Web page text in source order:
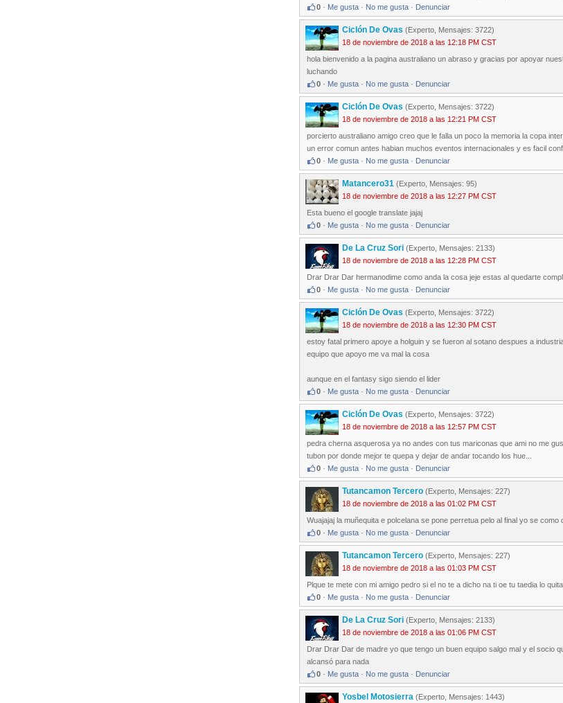
0 · Me gusta · No me gusta · Denunciar
Ciclón De Ovas (Experto, Mensajes: 3722)
18 de noviembre de 2018 a las 12:18 PM CST
hola bienvenido a la pagina australiano un abraso y gracias por apoyar
luchando
0 · Me gusta · No me gusta · Denunciar
Ciclón De Ovas (Experto, Mensajes: 3722)
18 de noviembre de 2018 a las 12:21 PM CST
porcierto australiano amigo creo que le falla un poco la memoria la copa
un error comun antes habian muchos eventos internacionales y es facil
0 · Me gusta · No me gusta · Denunciar
Matancero31 (Experto, Mensajes: 95)
18 de noviembre de 2018 a las 12:27 PM CST
Esta bueno el google translate jajaj
0 · Me gusta · No me gusta · Denunciar
De La Cruz Sori (Experto, Mensajes: 2133)
18 de noviembre de 2018 a las 12:28 PM CST
Drar Drar Dar hermanodime como anda la cosa jeje estas al quedarte
0 · Me gusta · No me gusta · Denunciar
Ciclón De Ovas (Experto, Mensajes: 3722)
18 de noviembre de 2018 a las 12:30 PM CST
estoy fatal primero apoye a holguin y se fueron al sotano despues a
equipo que apoyo me va mal la cosa
aunque en el fantasy sigo siendo el lider
0 · Me gusta · No me gusta · Denunciar
Ciclón De Ovas (Experto, Mensajes: 3722)
18 de noviembre de 2018 a las 12:57 PM CST
pedra cherna asquerosa ya no andes con tus mariconas que ami no me
tubon por donde mejor te quepa y dejar de andar tocando los hue...
0 · Me gusta · No me gusta · Denunciar
Tutancamon Tercero (Experto, Mensajes: 227)
18 de noviembre de 2018 a las 01:02 PM CST
Wuajajaj la muñequita e polcelana se pone perretua pelo al final yo se como
0 · Me gusta · No me gusta · Denunciar
Tutancamon Tercero (Experto, Mensajes: 227)
18 de noviembre de 2018 a las 01:03 PM CST
Plque te mete con mi amigo pedro si el no te a dicho na ti oe tu taedia lo
0 · Me gusta · No me gusta · Denunciar
De La Cruz Sori (Experto, Mensajes: 2133)
18 de noviembre de 2018 a las 01:06 PM CST
Drar Drar Dar de madre yo que tengo un buen equipo salgo mal y el socio
alcansó para nada
0 · Me gusta · No me gusta · Denunciar
Yosbel Motosierra (Experto, Mensajes: 1443)